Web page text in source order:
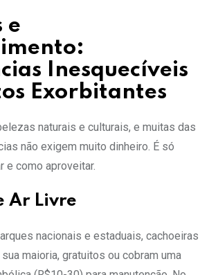
e
Inesquecíveis
Exorbitantes
naturais e culturais, e muitas das
não exigem muito dinheiro. É só
e como aproveitar.
Ar Livre
nacionais e estaduais, cachoeiras
maioria, gratuitos ou cobram uma